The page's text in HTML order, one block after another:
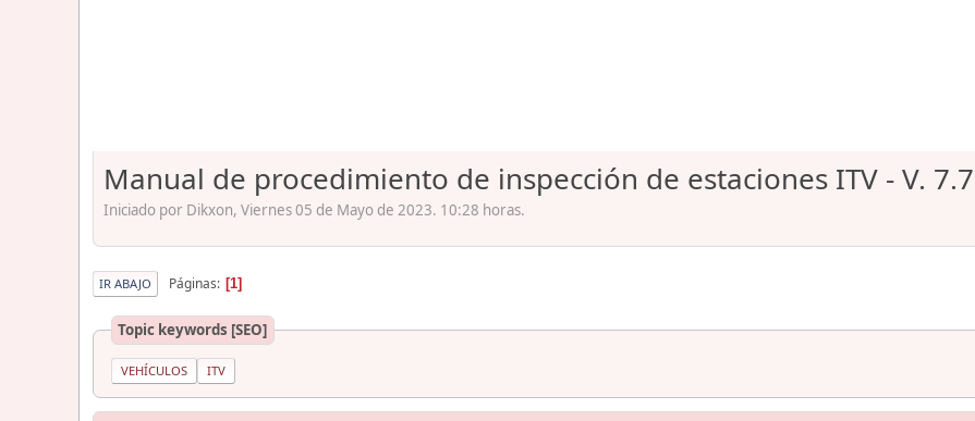
Manual de procedimiento de inspección de estaciones ITV - V.
Iniciado por Dikxon, Viernes 05 de Mayo de 2023. 10:28 horas.
IR ABAJO Páginas 1
Topic keywords [SEO]
VEHÍCULOS ITV